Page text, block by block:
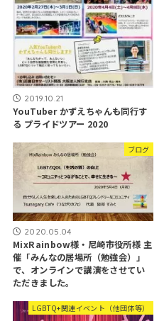
2019.10.21
YouTuber かずえちゃんも同行す
る プライドツアー 2020
ブログ
2020.05.04
MixRainbow様・尼崎市役所様 主
催「みんなの居場所（勉強会）」
で、オンラインで講演をさせてい
ただきました。
LGBTQ+関連イベント（他団体等）